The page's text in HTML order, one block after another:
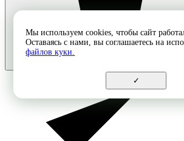
Мы используем cookies, чтобы сайт
Оставаясь с нами, вы соглашаетесь на
файлов куки.
✓